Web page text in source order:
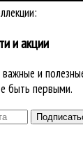
и акции
и
быть первыми.